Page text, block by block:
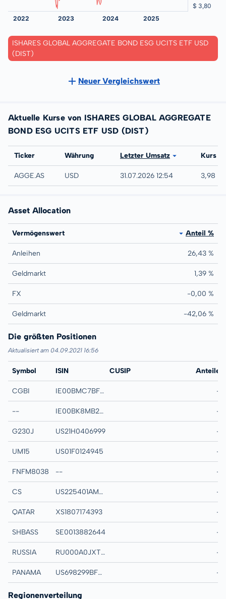
ISHARES GLOBAL AGGREGATE BOND ESG UCITS ETF USD
(DIST)
Neuer Vergleichswert
Aktuelle Kurse von ISHARES GLOBAL AGGREGATE
BOND ESG UCITS ETF USD (DIST)
Börse
Ticker Währung Letzter Umsatz Kurs
EURONEXT - EURONEXT AMSTERDAM
AGGE.AS USD 31.07.2026 12:54 3,98
Asset Allocation
Vermögenswert Anteil %
Anleihen 26,43 %
Geldmarkt 1,39 %
FX -0,00 %
Geldmarkt -42,06 %
Die größten Positionen
Aktualisiert am 04.09.2021 16:56
Symbol ISIN CUSIP Anteile
CGBI IE00BMC7BF44 ISHARES CHINA
-
-- IE00BK8MB266 BLK ICS USD -
G230J US21H0406999 GNMA2 30YR -
UM15 US01F0124945 UMBS 15YR -
FNFM8038 -- FNMA 30YR 3%-
CS US225401AM02 CREDIT SUISSE-
QATAR XS1807174393 QATAR (STATE -
SHBASS SE0013882644 STADSHYPOTEK
-
RUSSIA RU000A0JXTS9 RUSSIAN -
PANAMA US698299BF03 PANAMA -
Regionenverteilung